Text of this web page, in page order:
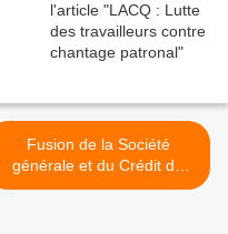
Fusion de la Société
générale et du Crédit du
Nord : 600 agences vont